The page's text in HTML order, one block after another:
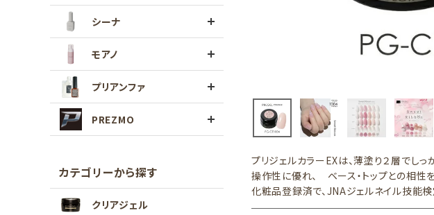
シーナ
モアノ
プリアンファ
PREZMO
カテゴリーから探す
クリアジェル
プリジェルカラーEXは、薄塗り２層でしっ
操作性に優れ、 ベース・トップとの相性
化粧品登録済で、JNAジェルネイル技能